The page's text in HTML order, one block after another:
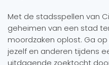
Met de stadsspellen van
geheimen van een stad
moordzaken oplost. Ga
jezelf en anderen tijdens
uitdagende zoektocht